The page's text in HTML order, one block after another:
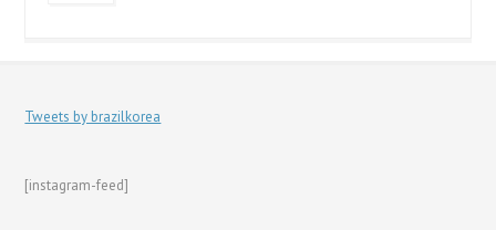
Tweets by brazilkorea
[instagram-feed]